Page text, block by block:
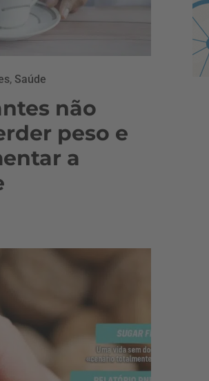
, Saúde
não
peso e
a